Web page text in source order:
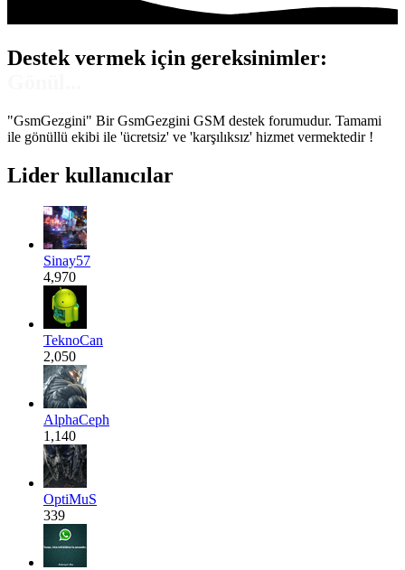
Destek vermek için gereksinimler:
"GsmGezgini" Bir GsmGezgini GSM destek forumudur. Tamami
ile gönüllü ekibi ile 'ücretsiz' ve 'karşılıksız' hizmet vermektedir !
Lider kullanıcılar
Sinay57
4,970
TeknoCan
2,050
AlphaCeph
1,140
OptiMuS
339